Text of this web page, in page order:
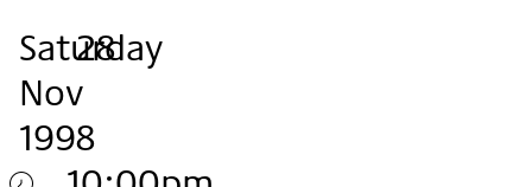
Saturday
, 28
.
Nov
1998
.